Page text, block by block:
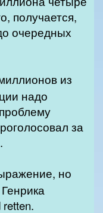
получается,
из
надо
за
но